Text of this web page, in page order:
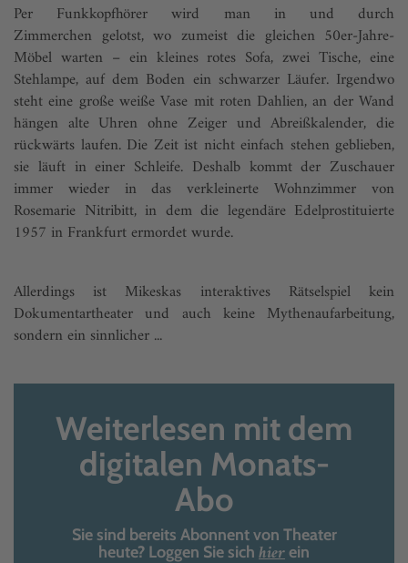
Per Funkkopf­hörer wird man in und durch
Zimmerchen gelotst, wo zumeist die gleichen 50er-Jahre-
Möbel warten – ein kleines rotes Sofa, zwei Tische, eine
Stehlampe, auf dem Boden ein schwarzer Läufer. Irgendwo
steht eine große weiße Vase mit roten Dahlien, an der Wand
hängen alte Uhren ohne Zeiger und Abreißkalender, die
rückwärts laufen. Die Zeit ist nicht einfach stehen geblieben,
sie läuft in einer Schleife. Deshalb kommt der Zuschauer
immer wieder in das verkleinerte Wohnzimmer von
Rosemarie Nitribitt, in dem die legendäre Edelprostituierte
1957 in Frankfurt ermordet wurde.
Allerdings ist Mikeskas interaktives Rätselspiel kein
Dokumentartheater und auch keine Mythenaufarbeitung,
sondern ein sinnlicher ...
Weiterlesen mit dem
digitalen Monats-
Abo
Sie sind bereits Abonnent von Theater
heute? Loggen Sie sich hierein